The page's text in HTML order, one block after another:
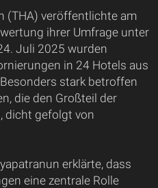
(THA) veröffentlichte am
ihrer Umfrage unter
Juli 2025 wurden
in 24 Hotels aus
stark betroffen
die den Großteil der
dicht gefolgt von
erklärte, dass
eine zentrale Rolle